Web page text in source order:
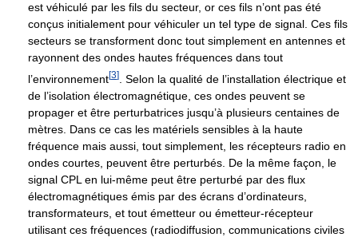
est véhiculé par les fils du secteur, or ces fils n’ont pas été
conçus initialement pour véhiculer un tel type de signal. Ces fils
secteurs se transforment donc tout simplement en antennes et
rayonnent des ondes hautes fréquences dans tout
l’environnement[3]
. Selon la qualité de l’installation électrique et
de l’isolation électromagnétique, ces ondes peuvent se
propager et être perturbatrices jusqu’à plusieurs centaines de
mètres. Dans ce cas les matériels sensibles à la haute
fréquence mais aussi, tout simplement, les récepteurs radio en
ondes courtes, peuvent être perturbés. De la même façon, le
signal CPL en lui-même peut être perturbé par des flux
électromagnétiques émis par des écrans d’ordinateurs,
transformateurs, et tout émetteur ou émetteur-récepteur
utilisant ces fréquences (radiodiffusion, communications civiles